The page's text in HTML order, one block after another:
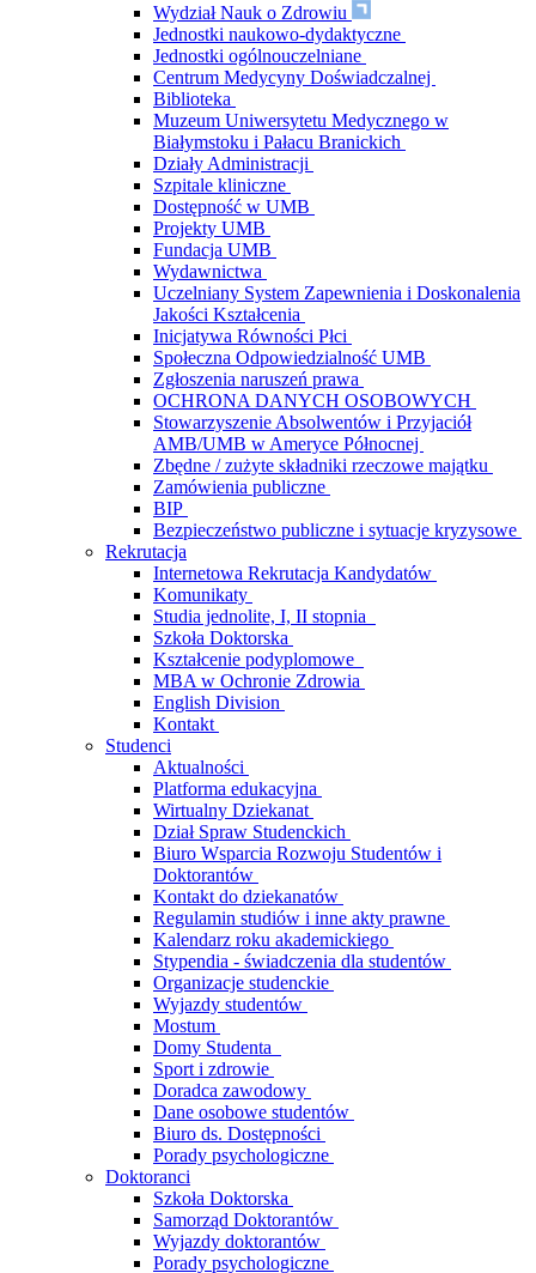
Wydział Nauk o Zdrowiu
Jednostki naukowo-dydaktyczne
Jednostki ogólnouczelniane
Centrum Medycyny Doświadczalnej
Biblioteka
Muzeum Uniwersytetu Medycznego w
Białymstoku i Pałacu Branickich
Działy Administracji
Szpitale kliniczne
Dostępność w UMB
Projekty UMB
Fundacja UMB
Wydawnictwa
Uczelniany System Zapewnienia i Doskonalenia
Jakości Kształcenia
Inicjatywa Równości Płci
Społeczna Odpowiedzialność UMB
Zgłoszenia naruszeń prawa
OCHRONA DANYCH OSOBOWYCH
Stowarzyszenie Absolwentów i Przyjaciół
AMB/UMB w Ameryce Północnej
Zbędne / zużyte składniki rzeczowe majątku
Zamówienia publiczne
BIP
Bezpieczeństwo publiczne i sytuacje kryzysowe
Rekrutacja
Internetowa Rekrutacja Kandydatów
Komunikaty
Studia jednolite, I, II stopnia
Szkoła Doktorska
Kształcenie podyplomowe
MBA w Ochronie Zdrowia
English Division
Kontakt
Studenci
Aktualności
Platforma edukacyjna
Wirtualny Dziekanat
Dział Spraw Studenckich
Biuro Wsparcia Rozwoju Studentów i
Doktorantów
Kontakt do dziekanatów
Regulamin studiów i inne akty prawne
Kalendarz roku akademickiego
Stypendia - świadczenia dla studentów
Organizacje studenckie
Wyjazdy studentów
Mostum
Domy Studenta
Sport i zdrowie
Doradca zawodowy
Dane osobowe studentów
Biuro ds. Dostępności
Porady psychologiczne
Doktoranci
Szkoła Doktorska
Samorząd Doktorantów
Wyjazdy doktorantów
Porady psychologiczne